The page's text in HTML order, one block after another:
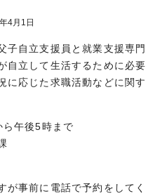
4月1日
子自立支援員と就業支援専門
自立して生活するために必要
に応じた求職活動などに関す
午後5時まで
が事前に電話で予約をしてく